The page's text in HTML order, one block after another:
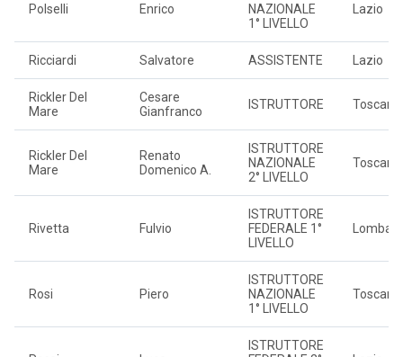
Polselli Enrico
NAZIONALE
1° LIVELLO
Lazio
Ricciardi Salvatore ASSISTENTE Lazio
Rickler Del
Mare
Cesare
Gianfranco
ISTRUTTORE Toscana
Rickler Del
Mare
Renato
Domenico A.
ISTRUTTORE
NAZIONALE
2° LIVELLO
Toscana
Rivetta Fulvio
ISTRUTTORE
FEDERALE 1°
LIVELLO
Rosi Piero
ISTRUTTORE
NAZIONALE
1° LIVELLO
Toscana
ISTRUTTORE